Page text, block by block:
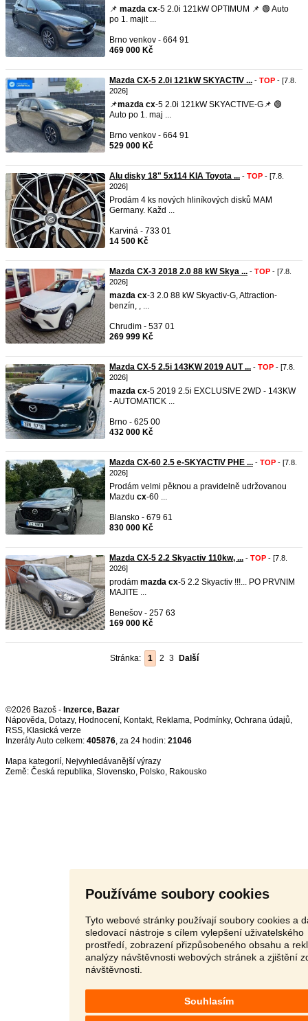
Používáme soubory cookies
Tyto webové stránky používají soubory cookies a
sledovací nástroje s cílem vylepšení uživatelského
prostředí, zobrazení přizpůsobeného obsahu a
analýzy návštěvnosti webových stránek a zjištění
návštěvnosti.
Souhlasím
📌 mazda cx-5 2.0i 121kW OPTIMUM 📌 🟢 Auto
po 1. majit ...
Brno venkov - 664 91
469 000 Kč
Mazda CX-5 2.0i 121kW SKYACTIV ... - TOP - [7.8.
2026]
📌mazda cx-5 2.0i 121kW SKYACTIVE-G📌 🟢
Auto po 1. maj ...
Brno venkov - 664 91
529 000 Kč
Alu disky 18" 5x114 KIA Toyota ... - TOP - [7.8.
2026]
Prodám 4 ks nových hliníkových disků MAM
Germany. Každ ...
Karviná - 733 01
14 500 Kč
Mazda CX-3 2018 2.0 88 kW Skya ... - TOP - [7.8.
2026]
mazda cx-3 2.0 88 kW Skyactiv-G, Attraction-
benzín, , ...
Chrudim - 537 01
269 999 Kč
Mazda CX-5 2.5i 143KW 2019 AUT ... - TOP - [7.8.
2026]
mazda cx-5 2019 2.5i EXCLUSIVE 2WD - 143KW
- AUTOMATICK ...
Brno - 625 00
432 000 Kč
Mazda CX-60 2.5 e-SKYACTIV PHE ... - TOP - [7.8.
2026]
Prodám velmi pěknou a pravidelně udržovanou
Mazdu cx-60 ...
Blansko - 679 61
830 000 Kč
Mazda CX-5 2.2 Skyactiv 110kw, ... - TOP - [7.8.
2026]
prodám mazda cx-5 2.2 Skyactiv !!!... PO PRVNIM
MAJITE ...
Benešov - 257 63
169 000 Kč
Stránka: 1 2 3 Další
©2026 Bazoš - Inzerce, Bazar
Nápověda, Dotazy, Hodnocení, Kontakt, Reklama, Podmínky, Ochrana údajů,
RSS,
Inzeráty Auto celkem: 405876, za 24 hodin: 21046
Mapa kategorií, Nejvyhledávanější výrazy
Země: Česká republika, Slovensko, Polsko, Rakousko